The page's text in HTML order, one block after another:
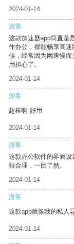
2024-01-14
游客
这款加速器app简直是
作办公，都能畅享高
候，经常因为网速慢
用担心了。
2024-01-14
游客
超棒啊 好用
2024-01-14
游客
这款办公软件的界面
很合理，一目了然。
2024-01-14
游客
这款app就像我的私人
2024-01-14